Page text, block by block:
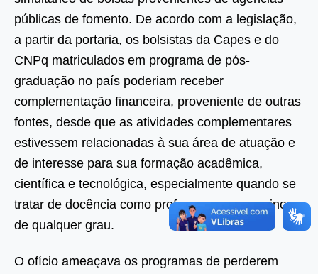
públicas de fomento. De acordo com a legislação,
a partir da portaria, os bolsistas da Capes e do
CNPq matriculados em programa de pós-
graduação no país poderiam receber
complementação financeira, proveniente de outras
fontes, desde que as atividades complementares
estivessem relacionadas à sua área de atuação e
de interesse para sua formação acadêmica,
científica e tecnológica, especialmente quando se
tratar de docência como professores nos ensinos
de qualquer grau.
O ofício ameaçava os programas de perderem